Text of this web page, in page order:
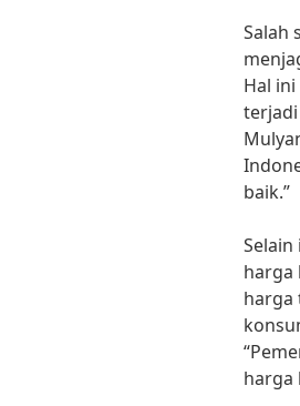
Salah
Hal
baik.”
harga
harga
harga